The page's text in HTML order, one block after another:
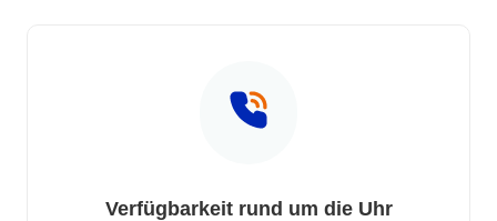
Verfügbarkeit rund um die Uhr